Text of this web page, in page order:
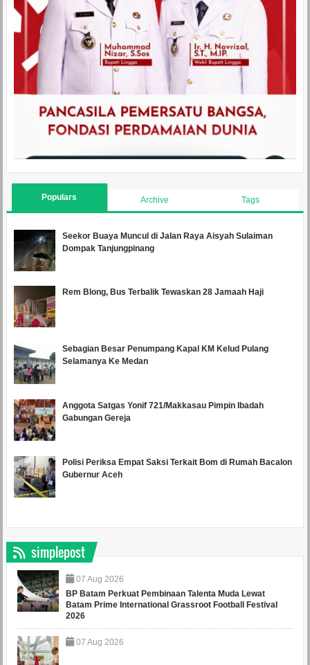
Populars Archive Tags
Seekor Buaya Muncul di Jalan Raya Aisyah Sulaiman
Dompak Tanjungpinang
Rem Blong, Bus Terbalik Tewaskan 28 Jamaah Haji
Sebagian Besar Penumpang Kapal KM Kelud Pulang
Selamanya Ke Medan
Anggota Satgas Yonif 721/Makkasau Pimpin Ibadah
Gabungan Gereja
Polisi Periksa Empat Saksi Terkait Bom di Rumah Bacalon
Gubernur Aceh
simplepost
07 Aug 2026
BP Batam Perkuat Pembinaan Talenta Muda Lewat
Batam Prime International Grassroot Football Festival
2026
07 Aug 2026